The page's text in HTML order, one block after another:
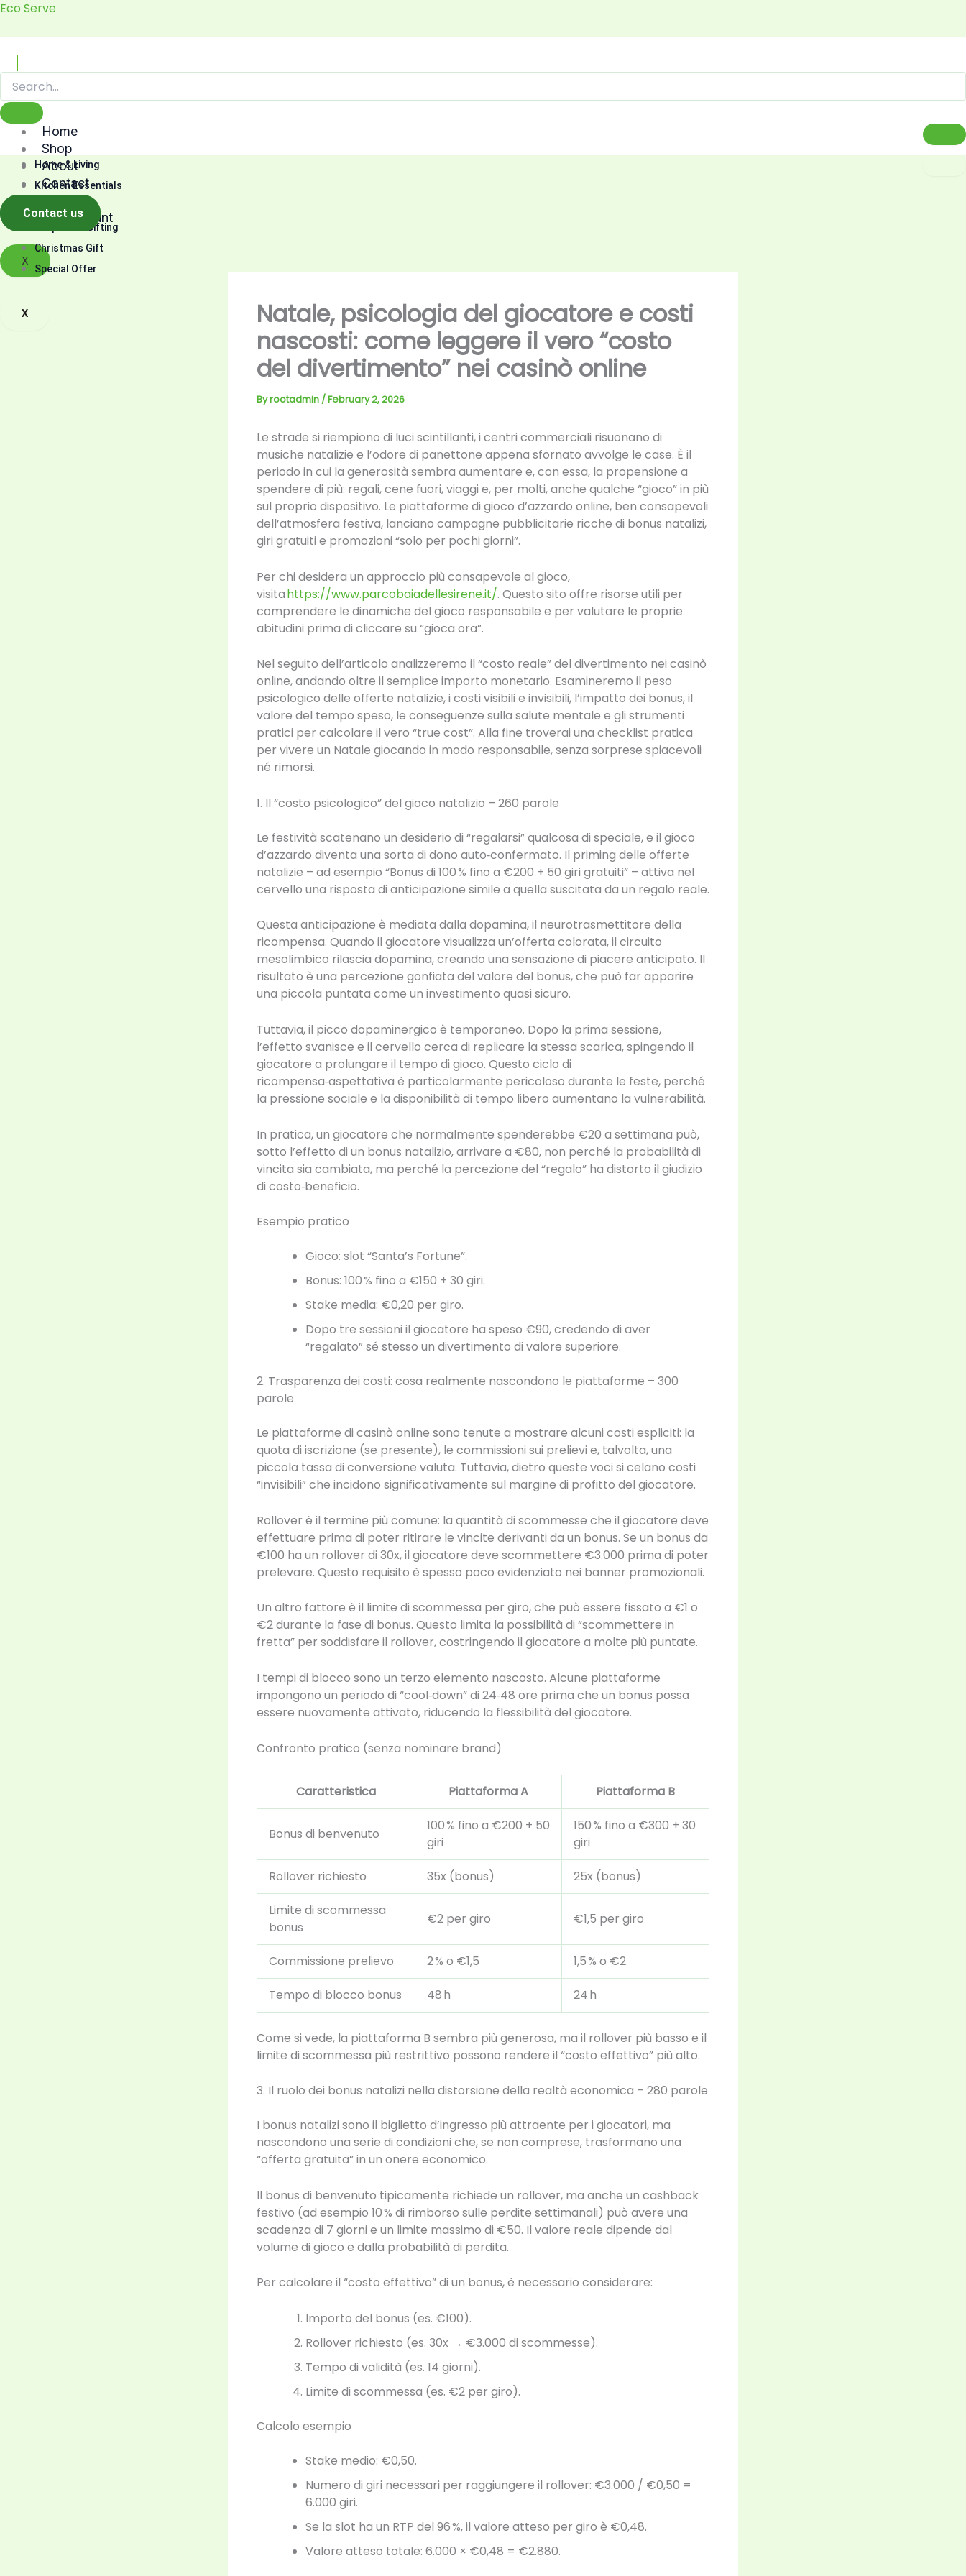
Skip
content
Eco Serve
Home
Shop
About
Contact
My account
X
Home & Living
Kitchen Essentials
Corporate Gifting
Christmas Gift
Special Offer
X
Contact us
Natale, psicologia del giocatore e costi
nascosti: come leggere il vero “costo
del divertimento” nei casinò online
Byrootadmin /February 2, 2026
Le strade si riempiono di luci scintillanti, i centri commerciali risuonano di
musiche natalizie e l’odore di panettone appena sfornato avvolge le case. È il
periodo in cui la generosità sembra aumentare e, con essa, la propensione a
spendere di più: regali, cene fuori, viaggi e, per molti, anche qualche “gioco” in più
sul proprio dispositivo. Le piattaforme di gioco d’azzardo online, ben consapevoli
dell’atmosfera festiva, lanciano campagne pubblicitarie ricche di bonus natalizi,
giri gratuiti e promozioni “solo per pochi giorni”.
Per chi desidera un approccio più consapevole al gioco,
visitahttps://www.parcobaiadellesirene.it/. Questo sito offre risorse utili per
comprendere le dinamiche del gioco responsabile e per valutare le proprie
abitudini prima di cliccare su “gioca ora”.
Nel seguito dell’articolo analizzeremo il “costo reale” del divertimento nei casinò
online, andando oltre il semplice importo monetario. Esamineremo il peso
psicologico delle offerte natalizie, i costi visibili e invisibili, l’impatto dei bonus, il
valore del tempo speso, le conseguenze sulla salute mentale e gli strumenti
pratici per calcolare il vero “true cost”. Alla fine troverai una checklist pratica
per vivere un Natale giocando in modo responsabile, senza sorprese spiacevoli
né rimorsi.
1. Il “costo psicologico” del gioco natalizio – 260 parole
Le festività scatenano un desiderio di “regalarsi” qualcosa di speciale, e il gioco
d’azzardo diventa una sorta di dono auto‑confermato. Il priming delle offerte
natalizie – ad esempio “Bonus di 100 % fino a €200 + 50 giri gratuiti” – attiva nel
cervello una risposta di anticipazione simile a quella suscitata da un regalo reale.
Questa anticipazione è mediata dalla dopamina, il neurotrasmettitore della
ricompensa. Quando il giocatore visualizza un’offerta colorata, il circuito
mesolimbico rilascia dopamina, creando una sensazione di piacere anticipato. Il
risultato è una percezione gonfiata del valore del bonus, che può far apparire
una piccola puntata come un investimento quasi sicuro.
Tuttavia, il picco dopaminergico è temporaneo. Dopo la prima sessione,
l’effetto svanisce e il cervello cerca di replicare la stessa scarica, spingendo il
giocatore a prolungare il tempo di gioco. Questo ciclo di
ricompensa‑aspettativa è particolarmente pericoloso durante le feste, perché
la pressione sociale e la disponibilità di tempo libero aumentano la vulnerabilità.
In pratica, un giocatore che normalmente spenderebbe €20 a settimana può,
sotto l’effetto di un bonus natalizio, arrivare a €80, non perché la probabilità di
vincita sia cambiata, ma perché la percezione del “regalo” ha distorto il giudizio
di costo‑beneficio.
Esempio pratico
Gioco: slot “Santa’s Fortune”.
Bonus: 100 % fino a €150 + 30 giri.
Stake media: €0,20 per giro.
Dopo tre sessioni il giocatore ha speso €90, credendo di aver
“regalato” sé stesso un divertimento di valore superiore.
2. Trasparenza dei costi: cosa realmente nascondono le piattaforme – 300
parole
Le piattaforme di casinò online sono tenute a mostrare alcuni costi espliciti: la
quota di iscrizione (se presente), le commissioni sui prelievi e, talvolta, una
piccola tassa di conversione valuta. Tuttavia, dietro queste voci si celano costi
“invisibili” che incidono significativamente sul margine di profitto del giocatore.
Rollover è il termine più comune: la quantità di scommesse che il giocatore deve
effettuare prima di poter ritirare le vincite derivanti da un bonus. Se un bonus da
€100 ha un rollover di 30x, il giocatore deve scommettere €3.000 prima di poter
prelevare. Questo requisito è spesso poco evidenziato nei banner promozionali.
Un altro fattore è il limite di scommessa per giro, che può essere fissato a €1 o
€2 durante la fase di bonus. Questo limita la possibilità di “scommettere in
fretta” per soddisfare il rollover, costringendo il giocatore a molte più puntate.
I tempi di blocco sono un terzo elemento nascosto. Alcune piattaforme
impongono un periodo di “cool‑down” di 24‑48 ore prima che un bonus possa
essere nuovamente attivato, riducendo la flessibilità del giocatore.
Confronto pratico (senza nominare brand)
Caratteristica Piattaforma A Piattaforma B
Bonus di benvenuto
100 % fino a €200 + 50
giri
150 % fino a €300 + 30
giri
Rollover richiesto 35x (bonus) 25x (bonus)
Limite di scommessa
bonus
€2 per giro €1,5 per giro
Commissione prelievo 2 % o €1,5 1,5 % o €2
Tempo di blocco bonus 48 h 24 h
Come si vede, la piattaforma B sembra più generosa, ma il rollover più basso e il
limite di scommessa più restrittivo possono rendere il “costo effettivo” più alto.
3. Il ruolo dei bonus natalizi nella distorsione della realtà economica – 280 parole
I bonus natalizi sono il biglietto d’ingresso più attraente per i giocatori, ma
nascondono una serie di condizioni che, se non comprese, trasformano una
“offerta gratuita” in un onere economico.
Il bonus di benvenuto tipicamente richiede un rollover, ma anche un cashback
festivo (ad esempio 10 % di rimborso sulle perdite settimanali) può avere una
scadenza di 7 giorni e un limite massimo di €50. Il valore reale dipende dal
volume di gioco e dalla probabilità di perdita.
Per calcolare il “costo effettivo” di un bonus, è necessario considerare:
Importo del bonus (es. €100).
Rollover richiesto (es. 30x → €3.000 di scommesse).
Tempo di validità (es. 14 giorni).
Limite di scommessa (es. €2 per giro).
Calcolo esempio
Stake medio: €0,50.
Numero di giri necessari per raggiungere il rollover: €3.000 / €0,50 =
6.000 giri.
Se la slot ha un RTP del 96 %, il valore atteso per giro è €0,48.
Valore atteso totale: 6.000 × €0,48 = €2.880.